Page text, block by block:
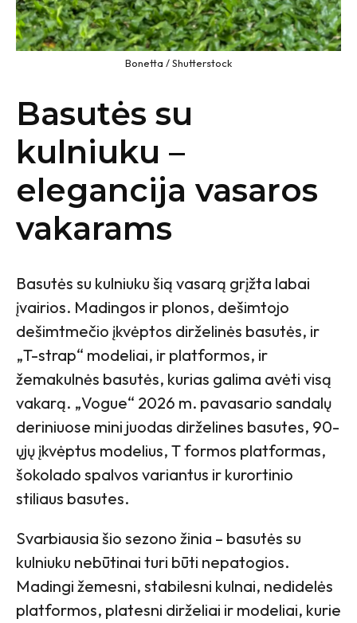
Bonetta / Shutterstock
Basutės su
kulniuku –
elegancija vasaros
vakarams
Basutės su kulniuku šią vasarą grįžta labai
įvairios. Madingos ir plonos, dešimtojo
dešimtmečio įkvėptos dirželinės basutės, ir
„T-strap“ modeliai, ir platformos, ir
žemakulnės basutės, kurias galima avėti visą
vakarą. „Vogue“ 2026 m. pavasario sandalų
deriniuose mini juodas dirželines basutes, 90-
ųjų įkvėptus modelius, T formos platformas,
šokolado spalvos variantus ir kurortinio
stiliaus basutes.
Svarbiausia šio sezono žinia – basutės su
kulniuku nebūtinai turi būti nepatogios.
Madingi žemesni, stabilesni kulnai, nedidelės
platformos, platesni dirželiai ir modeliai, kurie